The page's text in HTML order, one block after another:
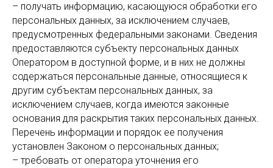
– получать информацию, касающуюся обработки его
персональных данных, за исключением случаев,
предусмотренных федеральными законами. Сведения
предоставляются субъекту персональных данных
Оператором в доступной форме, и в них не должны
содержаться персональные данные, относящиеся к
другим субъектам персональных данных, за
исключением случаев, когда имеются законные
основания для раскрытия таких персональных данных.
Перечень информации и порядок ее получения
установлен Законом о персональных данных;
– требовать от оператора уточнения его